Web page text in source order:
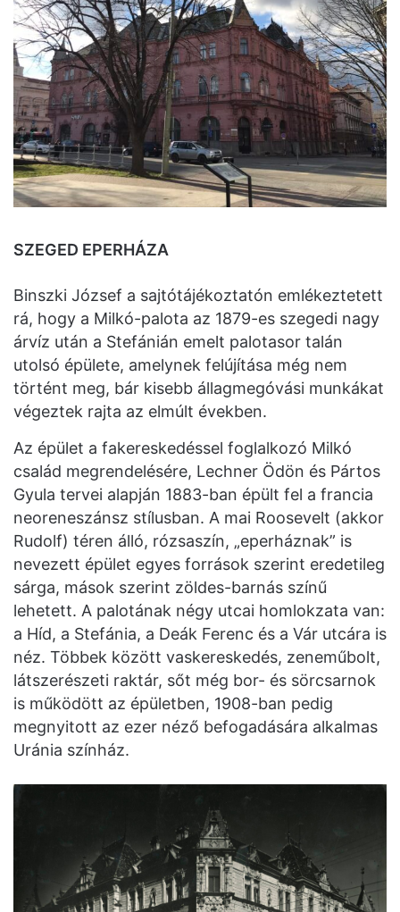
SZEGED EPERHÁZA
Binszki József a sajtótájékoztatón emlékeztetett
rá, hogy a Milkó-palota az 1879-es szegedi nagy
árvíz után a Stefánián emelt palotasor talán
utolsó épülete, amelynek felújítása még nem
történt meg, bár kisebb állagmegóvási munkákat
végeztek rajta az elmúlt években.
Az épület a fakereskedéssel foglalkozó Milkó
család megrendelésére, Lechner Ödön és Pártos
Gyula tervei alapján 1883-ban épült fel a francia
neoreneszánsz stílusban. A mai Roosevelt (akkor
Rudolf) téren álló, rózsaszín, „eperháznak” is
nevezett épület egyes források szerint eredetileg
sárga, mások szerint zöldes-barnás színű
lehetett. A palotának négy utcai homlokzata van:
a Híd, a Stefánia, a Deák Ferenc és a Vár utcára is
néz. Többek között vaskereskedés, zeneműbolt,
látszerészeti raktár, sőt még bor- és sörcsarnok
is működött az épületben, 1908-ban pedig
megnyitott az ezer néző befogadására alkalmas
Uránia színház.